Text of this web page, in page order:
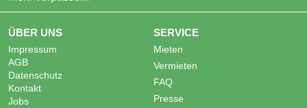
ÜBER UNS
Impressum
AGB
Datenschutz
Kontakt
Jobs
SERVICE
Mieten
Vermieten
FAQ
Presse